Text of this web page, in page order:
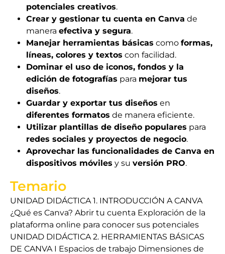
potenciales creativos.
Crear y gestionar tu cuenta en Canva de
manera efectiva y segura.
Manejar herramientas básicas como formas,
líneas, colores y textos con facilidad.
Dominar el uso de iconos, fondos y la
edición de fotografías para mejorar tus
diseños.
Guardar y exportar tus diseños en
diferentes formatos de manera eficiente.
Utilizar plantillas de diseño populares para
redes sociales y proyectos de negocio.
Aprovechar las funcionalidades de Canva en
dispositivos móviles y su versión PRO.
Temario
UNIDAD DIDÁCTICA 1. INTRODUCCIÓN A CANVA
¿Qué es Canva? Abrir tu cuenta Exploración de la
plataforma online para conocer sus potenciales
UNIDAD DIDÁCTICA 2. HERRAMIENTAS BÁSICAS
DE CANVA I Espacios de trabajo Dimensiones de